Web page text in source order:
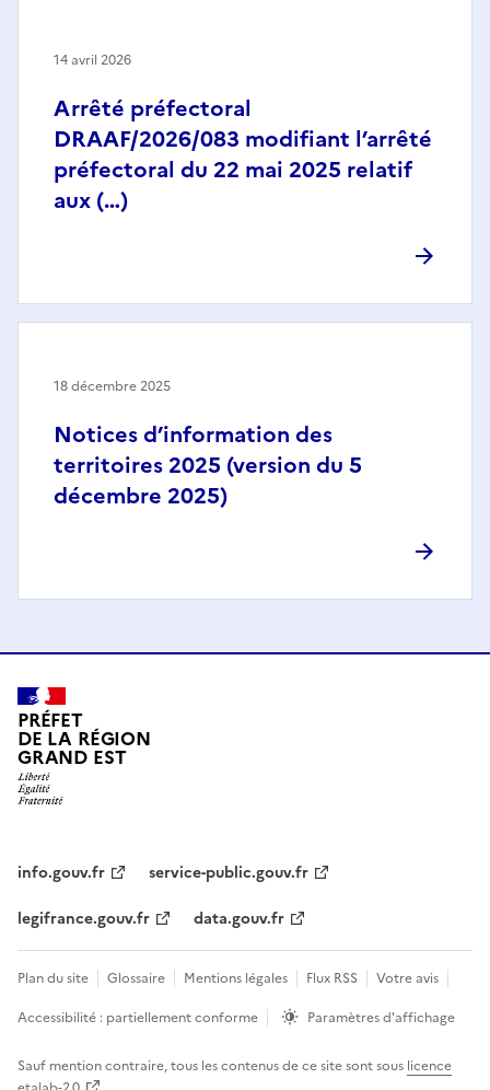
Arrêté préfectoral
DRAAF/2026/083 modifiant l’arrêté
préfectoral du 22 mai 2025 relatif
aux (…)
14 avril 2026
Notices d’information des
territoires 2025 (version du 5
décembre 2025)
18 décembre 2025
PRÉFET
DE LA RÉGION
GRAND EST
info.gouv.fr
service-public.gouv.fr
legifrance.gouv.fr
data.gouv.fr
Plan du site Glossaire Mentions légales Flux RSS
Votre avis
Accessibilité : partiellement conforme
Paramètres d'affichage
Sauf mention contraire, tous les contenus de ce site sont sous licence